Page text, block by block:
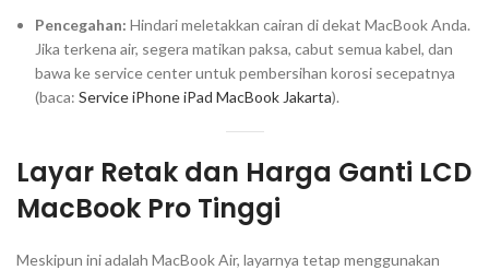
Pencegahan: Hindari meletakkan cairan di dekat MacBook Anda.
Jika terkena air, segera matikan paksa, cabut semua kabel, dan
bawa ke service center untuk pembersihan korosi secepatnya
(baca: Service iPhone iPad MacBook Jakarta).
Layar Retak dan Harga Ganti LCD
MacBook Pro Tinggi
Meskipun ini adalah MacBook Air, layarnya tetap menggunakan